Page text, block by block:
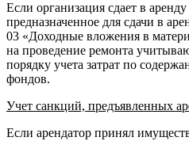
Если организация сдает в
предназначенное для сдачи в
03 «Доходные вложения в
на проведение ремонта
порядку учета затрат по
фондов.
Учет санкций, предъявленных
Если арендатор принял